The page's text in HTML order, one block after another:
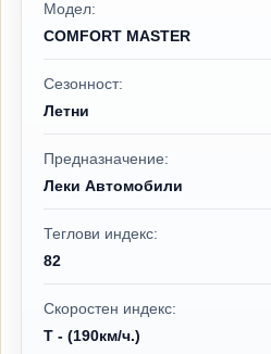
Модел:
COMFORT MASTER
Сезонност:
Летни
Предназначение:
Леки Автомобили
Теглови индекс:
82
Скоростен индекс:
T - (190км/ч.)